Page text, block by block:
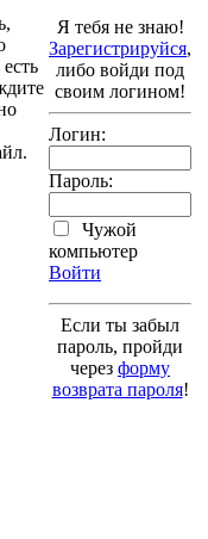
Я тебя не знаю!
Зарегистрируйся,
либо войди под
своим логином!
Логин:
Пароль:
Чужой
компьютер
Войти
Если ты забыл
пароль, пройди
через форму
возврата пароля!